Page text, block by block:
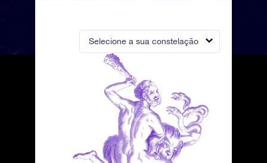
Selecione a sua constelação